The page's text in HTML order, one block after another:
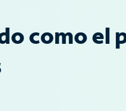
como el